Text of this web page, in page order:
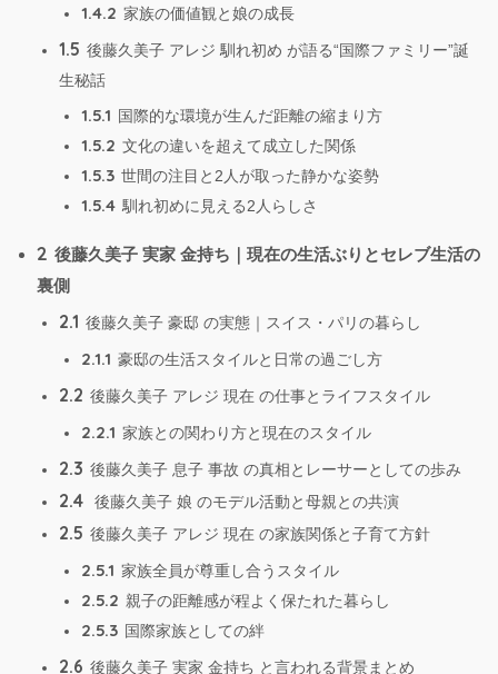
1.4.2 家族の価値観と娘の成長
1.5 後藤久美子 アレジ 馴れ初め が語る“国際ファミリー”誕
生秘話
1.5.1 国際的な環境が生んだ距離の縮まり方
1.5.2 文化の違いを超えて成立した関係
1.5.3 世間の注目と2人が取った静かな姿勢
1.5.4 馴れ初めに見える2人らしさ
2 後藤久美子 実家 金持ち｜現在の生活ぶりとセレブ生活の
裏側
2.1 後藤久美子 豪邸 の実態｜スイス・パリの暮らし
2.1.1 豪邸の生活スタイルと日常の過ごし方
2.2 後藤久美子 アレジ 現在 の仕事とライフスタイル
2.2.1 家族との関わり方と現在のスタイル
2.3 後藤久美子 息子 事故 の真相とレーサーとしての歩み
2.4 後藤久美子 娘 のモデル活動と母親との共演
2.5 後藤久美子 アレジ 現在 の家族関係と子育て方針
2.5.1 家族全員が尊重し合うスタイル
2.5.2 親子の距離感が程よく保たれた暮らし
2.5.3 国際家族としての絆
2.6 後藤久美子 実家 金持ち と言われる背景まとめ